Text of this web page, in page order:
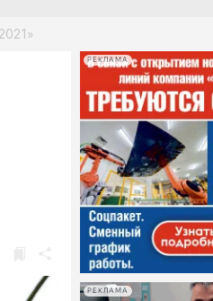
РЕКЛАМА
РЕКЛАМА